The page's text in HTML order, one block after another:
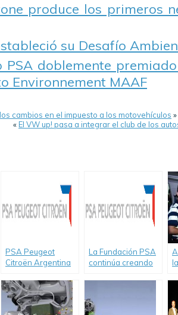
produce los primeros
su Desafío
PSA doblemente
Environnement MAAF
cambios en el impuesto a los motovehículos »
«El VW up! pasa a integrar el club de los
PSA Peugeot
Citroën Argentina
Jornada de
Ergonomía
La Fundación PSA
continúa creando